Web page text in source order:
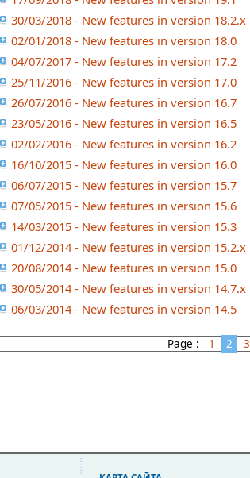
30/03/2018 - New features in version 18.2.x
02/01/2018 - New features in version 18.0
04/07/2017 - New features in version 17.2
25/11/2016 - New features in version 17.0
26/07/2016 - New features in version 16.7
23/05/2016 - New features in version 16.5
02/02/2016 - New features in version 16.2
16/10/2015 - New features in version 16.0
06/07/2015 - New features in version 15.7
07/05/2015 - New features in version 15.6
14/03/2015 - New features in version 15.3
01/12/2014 - New features in version 15.2.x
20/08/2014 - New features in version 15.0
30/05/2014 - New features in version 14.7.x
06/03/2014 - New features in version 14.5
Page : 1 2 3